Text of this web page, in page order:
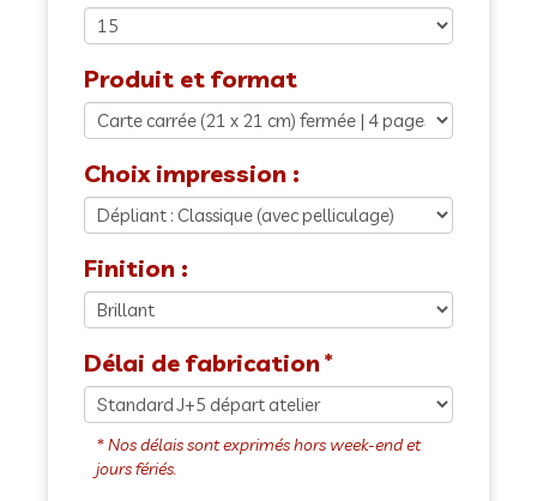
Produit et format
Choix impression :
Finition :
Délai de fabrication